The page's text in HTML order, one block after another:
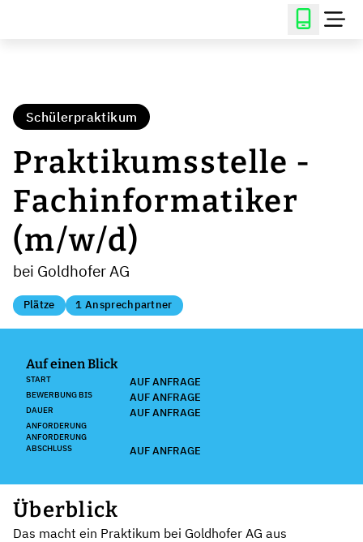
Schülerpraktikum
Praktikumsstelle -
Fachinformatiker
(m/w/d)
bei Goldhofer AG
Plätze 1 Ansprechpartner
Auf einen Blick
START AUF ANFRAGE
BEWERBUNG BIS AUF ANFRAGE
DAUER AUF ANFRAGE
ANFORDERUNG
ANFORDERUNG
ABSCHLUSS
AUF ANFRAGE
Überblick
Das macht ein Praktikum bei Goldhofer AG aus